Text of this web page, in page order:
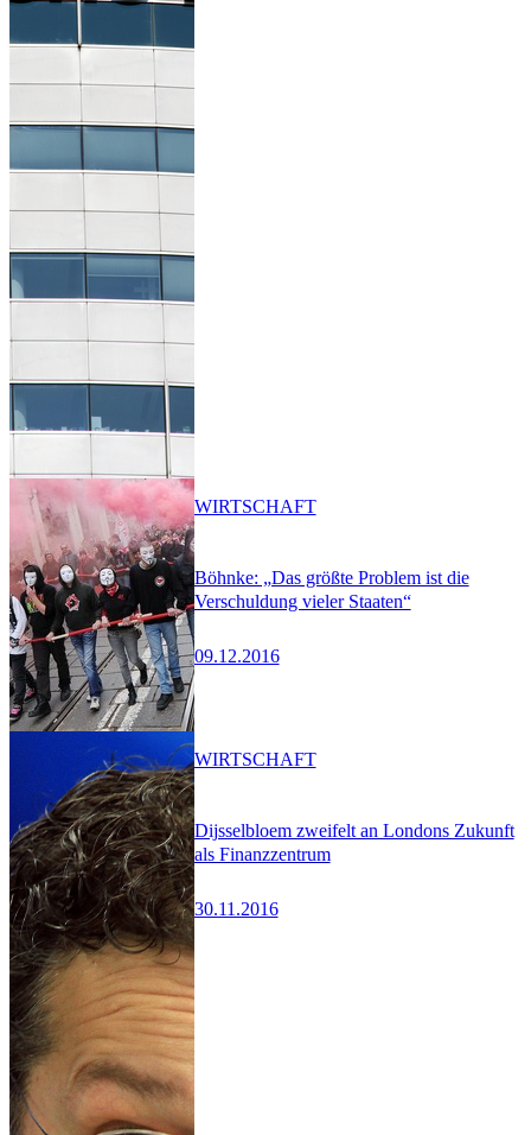
Böhnke: „Das größte Problem ist die
Verschuldung vieler Staaten“
09.12.2016
WIRTSCHAFT
Dijsselbloem zweifelt an Londons Zukunft
als Finanzzentrum
30.11.2016
WIRTSCHAFT